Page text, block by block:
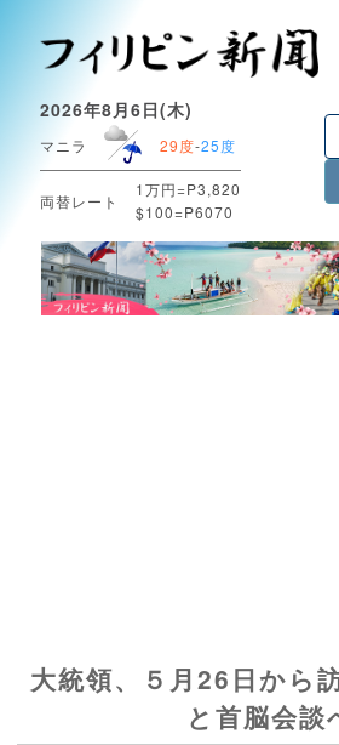
2026年8月6日(木)
マニラ 29度-25度
両替レート
1万円=P3,820
$100=P6070
大統領、５月26日から
と首脳会談